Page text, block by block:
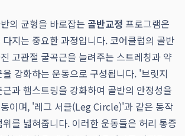
의 균형을 바로잡는 골반교정 프로그램은
지는 중요한 과정입니다. 코어클럽의 골반
고관절 굴곡근을 늘려주는 스트레칭과 약
강화하는 운동으로 구성됩니다. '브릿지
과 햄스트링을 강화하여 골반의 안정성을
이며, '레그 서클(Leg Circle)'과 같은 동작
를 넓혀줍니다. 이러한 운동들은 허리 통증